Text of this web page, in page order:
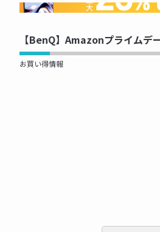
NOW
【BenQ】Amazonプライムデ
お買い得情報